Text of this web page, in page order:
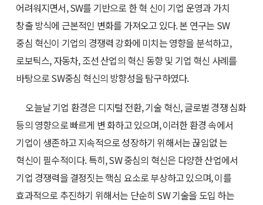
어려워지면서, SW를 기반으로 한 혁 신이 기업 운영과 가치
창출 방식에 근본적인 변화를 가져오고 있다. 본 연구는 SW
중심 혁신이 기업의 경쟁력 강화에 미치는 영향을 분석하고,
로보틱스, 자동차, 조선 산업의 혁신 동향 및 기업 혁신 사례를
바탕으로 SW중심 혁신의 방향성을 탐구하였다.
오늘날 기업 환경은 디지털 전환, 기술 혁신, 글로벌 경쟁 심화
등의 영향으로 빠르게 변 화하고 있으며, 이러한 환경 속에서
기업이 생존하고 지속적으로 성장하기 위해서는 끊임없 는
혁신이 필수적이다. 특히, SW 중심의 혁신은 다양한 산업에서
기업 경쟁력을 결정짓는 핵심 요소로 부상하고 있으며, 이를
효과적으로 추진하기 위해서는 단순히 SW 기술을 도입 하는